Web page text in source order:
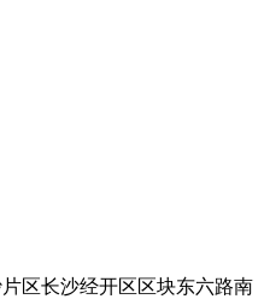
区长沙经开区区块东六路南